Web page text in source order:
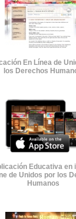
En Línea de
los Derechos
Educativa en
de Unidos por los
Humanos